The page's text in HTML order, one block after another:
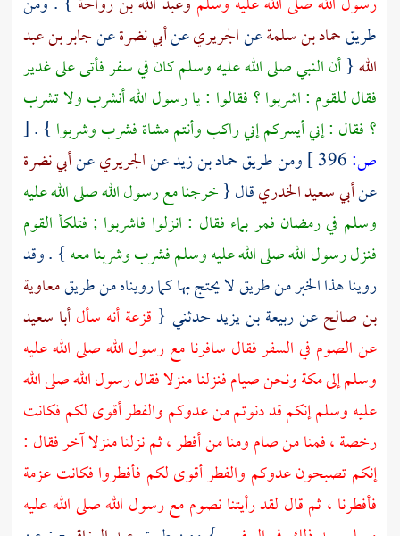
طريقحماد بن سلمةعنالجريريعنأبي نضرةعنجابر بن عبد
الله{أن النبي صلى الله عليه وسلم كان في سفر فأتى على غدير
فقال للقوم : اشربوا ؟ فقالوا : يا رسول الله أنشرب ولا تشرب
؟ فقال : إني أيسركم إني راكب وأنتم مشاة فشرب وشربوا } .
[
ص:
ومن طريقحماد بن زيدعنالجريريعنأبي نضرة
عنأبي سعيد الخدريقال {خرجنا مع رسول الله صلى الله عليه
وسلم في رمضان فمر بماء فقال : انزلوا فاشربوا ; فتلكأ القوم
فنزل رسول الله صلى الله عليه وسلم فشرب وشربنا معه} . وقد
روينا هذا الخبر من طريق لا يحتج بها كما رويناه من طريقمعاوية
بن صالحعنربيعة بن يزيدحدثني { قزعةأنه سألأبا سعيد
عن الصوم في السفر فقال سافرنا مع رسول الله صلى الله عليه
وسلم إلىمكةونحن صيام فنزلنا منزلا فقال رسول الله صلى الله
عليه وسلم إنكم قد دنوتم من عدوكم والفطر أقوى لكم فكانت
رخصة ، فمنا من صام ومنا من أفطر ، ثم نزلنا منزلا آخر فقال :
إنكم تصبحون عدوكم والفطر أقوى لكم فأفطروا فكانت عزمة
فأفطرنا ، ثم قال لقد رأيتنا نصوم مع رسول الله صلى الله عليه